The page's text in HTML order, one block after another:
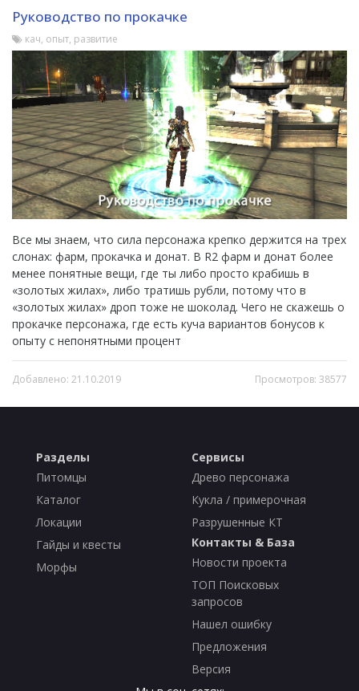
Руководство по прокачке
кач, опыт, развитие
Все мы знаем, что сила персонажа крепко держится на трех
слонах: фарм, прокачка и донат. В R2 фарм и донат более
менее понятные вещи, где ты либо просто крабишь в
«золотых жилах», либо тратишь рубли, потому что в
«золотых жилах» дроп тоже не шоколад. Чего не скажешь о
прокачке персонажа, где есть куча вариантов бонусов к
опыту с непонятными процент
Добавлено: 21.10.2019 Просмотров: 38577
Разделы
Питомцы
Каталог
Локации
Гайды и квесты
Морфы
Сервисы
Древо персонажа
Кукла / примерочная
Разрушенные КТ
Контакты & База
Новости проекта
ТОП Поисковых
запросов
Нашел ошибку
Предложения
Версия